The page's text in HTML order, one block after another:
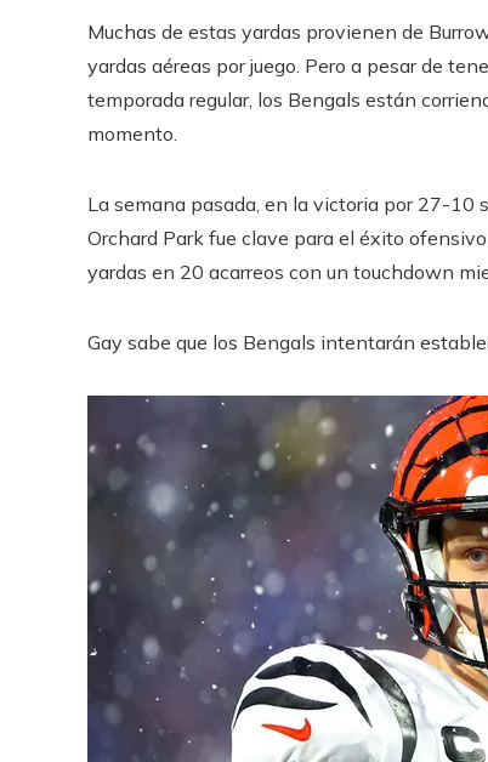
Muchas de estas yardas provienen de
yardas aéreas por juego. Pero a pesar de
temporada regular, los Bengals están
momento.
La semana pasada, en la victoria por 27-10
Orchard Park fue clave para el éxito
yardas en 20 acarreos con un touchdown
Gay sabe que los Bengals intentarán